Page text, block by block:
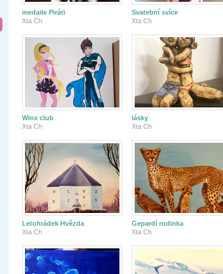
medaile Piráti
Xta Ch
Svatební svíce
Xta Ch
Winx club
Xta Ch
lásky
Xta Ch
Letohrádek Hvězda
Xta Ch
Gepardí rodinka
Xta Ch